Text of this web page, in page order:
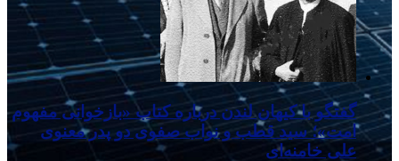
گفتگو با کیهان لندن درباره کتاب «بازخوانی مفهوم
امت»؛ سید قطب و نواب صفوی دو پدر معنوی
علی خامنه‌ای